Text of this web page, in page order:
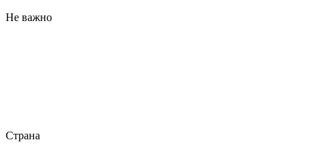
Не важно
Страна